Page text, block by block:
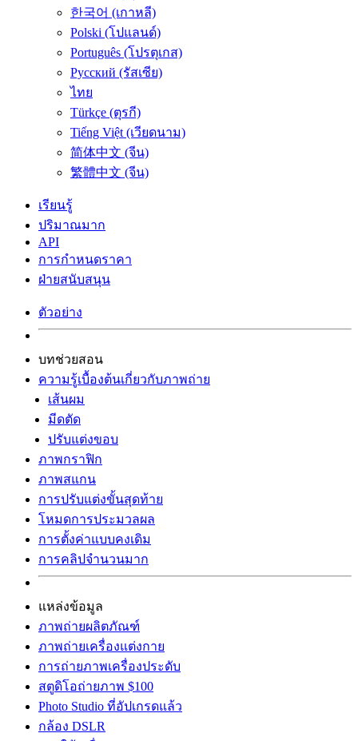
한국어 (เกาหลี)
Polski (โปแลนด์)
Português (โปรตุเกส)
Русский (รัสเซีย)
ไทย
Türkçe (ตุรกี)
Tiếng Việt (เวียดนาม)
简体中文 (จีน)
繁體中文 (จีน)
เรียนรู้
ปริมาณมาก
API
การกำหนดราคา
ฝ่ายสนับสนุน
ตัวอย่าง
บทช่วยสอน
ความรู้เบื้องต้นเกี่ยวกับภาพถ่าย
เส้นผม
มีดตัด
ปรับแต่งขอบ
ภาพกราฟิก
ภาพสแกน
การปรับแต่งขั้นสุดท้าย
โหมดการประมวลผล
การตั้งค่าแบบคงเดิม
การคลิปจำนวนมาก
แหล่งข้อมูล
ภาพถ่ายผลิตภัณฑ์
ภาพถ่ายเครื่องแต่งกาย
การถ่ายภาพเครื่องประดับ
สตูดิโอถ่ายภาพ $100
Photo Studio ที่อัปเกรดแล้ว
กล้อง DSLR